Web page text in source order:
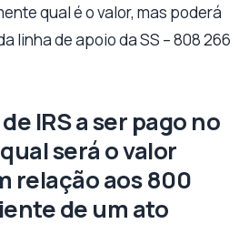
qual é o valor, mas poderá
linha de apoio da SS – 808 266
IRS a ser pago no
será o valor
relação aos 800
de um ato